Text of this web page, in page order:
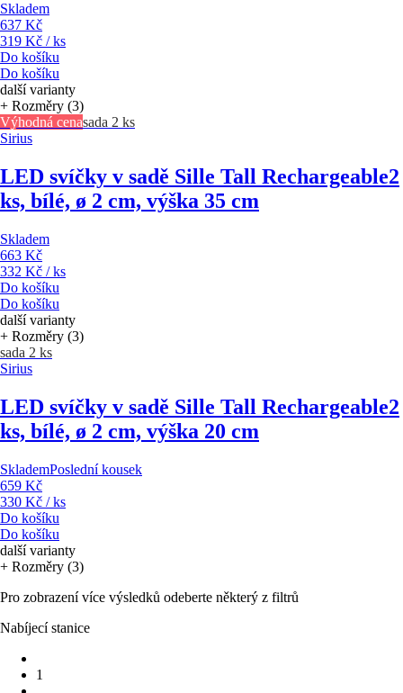
Skladem
637 Kč
319 Kč / ks
Do košíku
Do košíku
další varianty
+ Rozměry (3)
Výhodná cenasada 2 ks
Sirius
LED svíčky v sadě Sille Tall Rechargeable2
ks, bílé, ø 2 cm, výška 35 cm
Skladem
663 Kč
332 Kč / ks
Do košíku
Do košíku
další varianty
+ Rozměry (3)
sada 2 ks
Sirius
LED svíčky v sadě Sille Tall Rechargeable2
ks, bílé, ø 2 cm, výška 20 cm
SklademPoslední kousek
659 Kč
330 Kč / ks
Do košíku
Do košíku
další varianty
+ Rozměry (3)
Pro zobrazení více výsledků odeberte některý z filtrů
Nabíjecí stanice
1